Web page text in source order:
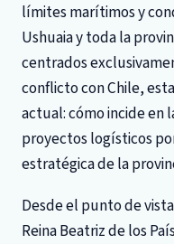
límites marítimos y
Ushuaia y toda la
centrados
conflicto con Chile,
actual: cómo incide en
proyectos logísticos
estratégica de la
Desde el punto de
Reina Beatriz de los